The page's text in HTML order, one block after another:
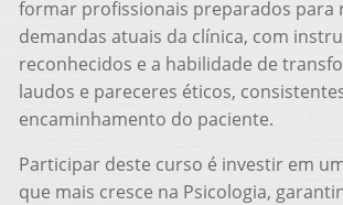
formar profissionais preparados para
demandas atuais da clínica, com
reconhecidos e a habilidade de
laudos e pareceres éticos,
encaminhamento do paciente.
Participar deste curso é investir em
que mais cresce na Psicologia,